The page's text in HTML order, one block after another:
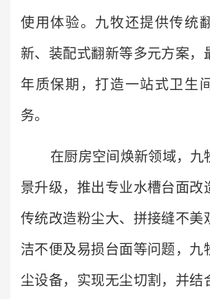
使用体验。九牧还提供传统
新、装配式翻新等多元方案，
年质保期，打造一站式卫生
务。
在厨房空间焕新领域，九
景升级，推出专业水槽台面改
传统改造粉尘大、拼接缝不美
洁不便及易损台面等问题，九
尘设备，实现无尘切割，并结